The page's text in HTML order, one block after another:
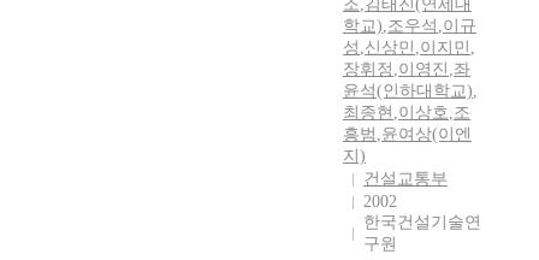
조,김태진(연세대
학교),조우석 ,이규
성 ,신상민 ,이지민 ,
장휘정 ,이영진 ,좌
윤석(인하대학교),
최종현 ,이상호,조
흥범 ,윤여상(이엔
지)
건설교통부
2002
한국건설기술연
구원